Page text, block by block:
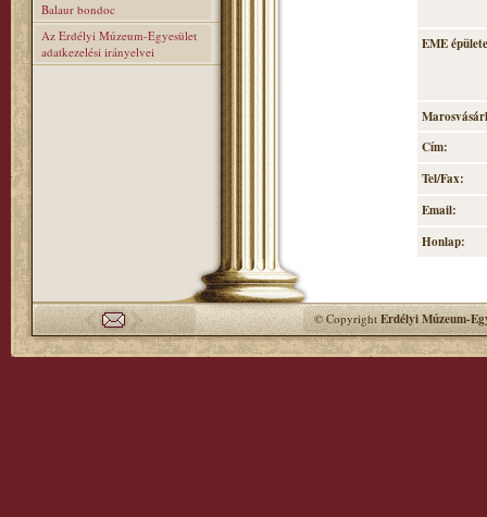
Balaur bondoc
Az Erdélyi Múzeum-Egyesület
adatkezelési irányelvei
EME
Cím:
Tel/Fax:
Email:
Honlap:
© CopyrightErdélyi Múzeum-